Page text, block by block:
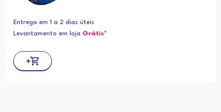
Entrega em 1 a 2 dias úteis
Levantamento em loja Grátis*